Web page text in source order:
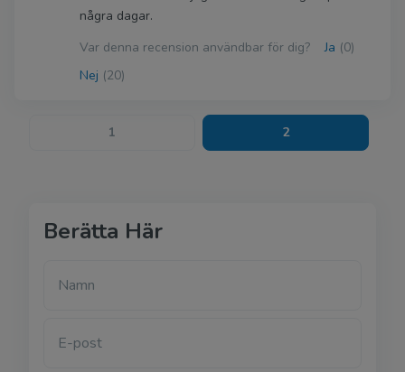
några dagar.
Var denna recension användbar för dig?
Ja (0)
Nej (20)
1 2
Berätta Här
Namn
E-post